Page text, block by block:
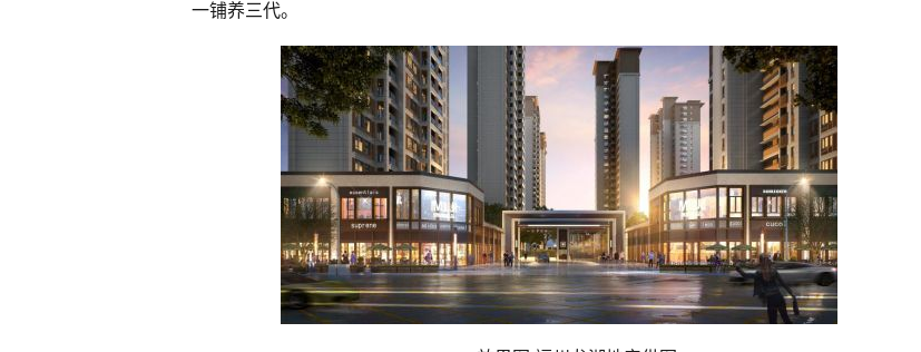
一铺养三代。